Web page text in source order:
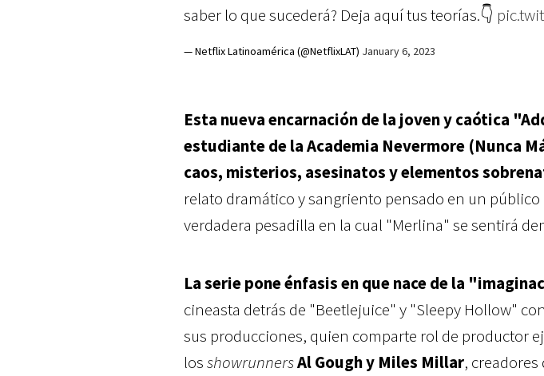
saber lo que sucederá? Deja aquí tus teorías.👇
— Netflix Latinoamérica (@NetflixLAT) January 6, 2023
Esta nueva encarnación de la joven y caótica
estudiante de la Academia Nevermore (Nunca
caos, misterios, asesinatos y elementos
relato dramático y sangriento pensado en un
verdadera pesadilla en la cual "Merlina" se sentirá
La serie pone énfasis en que nace de la
cineasta detrás de "Beetlejuice" y "Sleepy Hollow"
sus producciones, quien comparte rol de productor
losshowrunnersAl Gough y Miles Millar,